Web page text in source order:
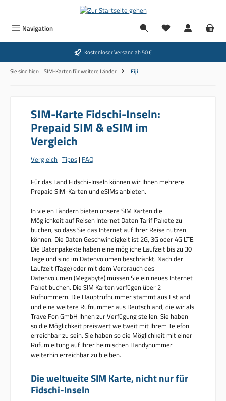
Navigation
Kostenloser Versand ab 50 €
Sie sind hier: SIM-Karten für weitere Länder Fiji
SIM-Karte Fidschi-Inseln:
Prepaid SIM & eSIM im
Vergleich
Vergleich | Tipps | FAQ
Für das Land Fidschi-Inseln können wir Ihnen mehrere
Prepaid SIM-Karten und eSIMs anbieten.
In vielen Ländern bieten unsere SIM Karten die
Möglichkeit auf Reisen Internet Daten Tarif Pakete zu
buchen, so dass Sie das Internet auf Ihrer Reise nutzen
können. Die Daten Geschwindigkeit ist 2G, 3G oder 4G LTE.
Die Datenpakekte haben eine mögliche Laufzeit bis zu 30
Tage und sind im Datenvolumen beschränkt. Nach der
Laufzeit (Tage) oder mit dem Verbrauch des
Datenvolumen (Megabyte) müssen Sie ein neues Internet
Paket buchen. Die SIM Karten verfügen über 2
Rufnummern. Die Hauptrufnummer stammt aus Estland
und eine weitere Rufnummer aus Deutschland, die wir als
TravelFon GmbH Ihnen zur Verfügung stellen. Sie haben
so die Möglichkeit preiswert weltweit mit Ihrem Telefon
erreichbar zu sein. Sie haben so die Möglichkeit mit einer
Rufumleitung auf Ihrer heimischen Handynummer
weiterhin erreichbar zu bleiben.
Die weltweite SIM Karte, nicht nur für
Fidschi-Inseln